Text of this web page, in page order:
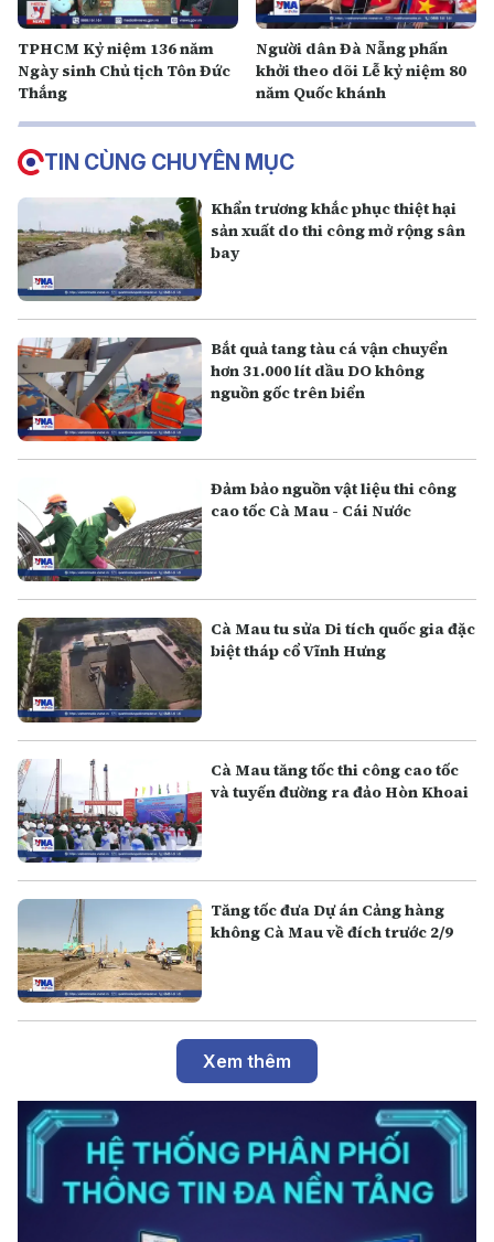
TPHCM Kỷ niệm 136 năm
Ngày sinh Chủ tịch Tôn Đức
Thắng
Người dân Đà Nẵng phấn
khởi theo dõi Lễ kỷ niệm 80
năm Quốc khánh
TIN CÙNG CHUYÊN MỤC
Khẩn trương khắc phục thiệt hại
sản xuất do thi công mở rộng sân
bay
Bắt quả tang tàu cá vận chuyển
hơn 31.000 lít dầu DO không
nguồn gốc trên biển
Đảm bảo nguồn vật liệu thi công
cao tốc Cà Mau - Cái Nước
Cà Mau tu sửa Di tích quốc gia đặc
biệt tháp cổ Vĩnh Hưng
Cà Mau tăng tốc thi công cao tốc
và tuyến đường ra đảo Hòn Khoai
Tăng tốc đưa Dự án Cảng hàng
không Cà Mau về đích trước 2/9
Xem thêm